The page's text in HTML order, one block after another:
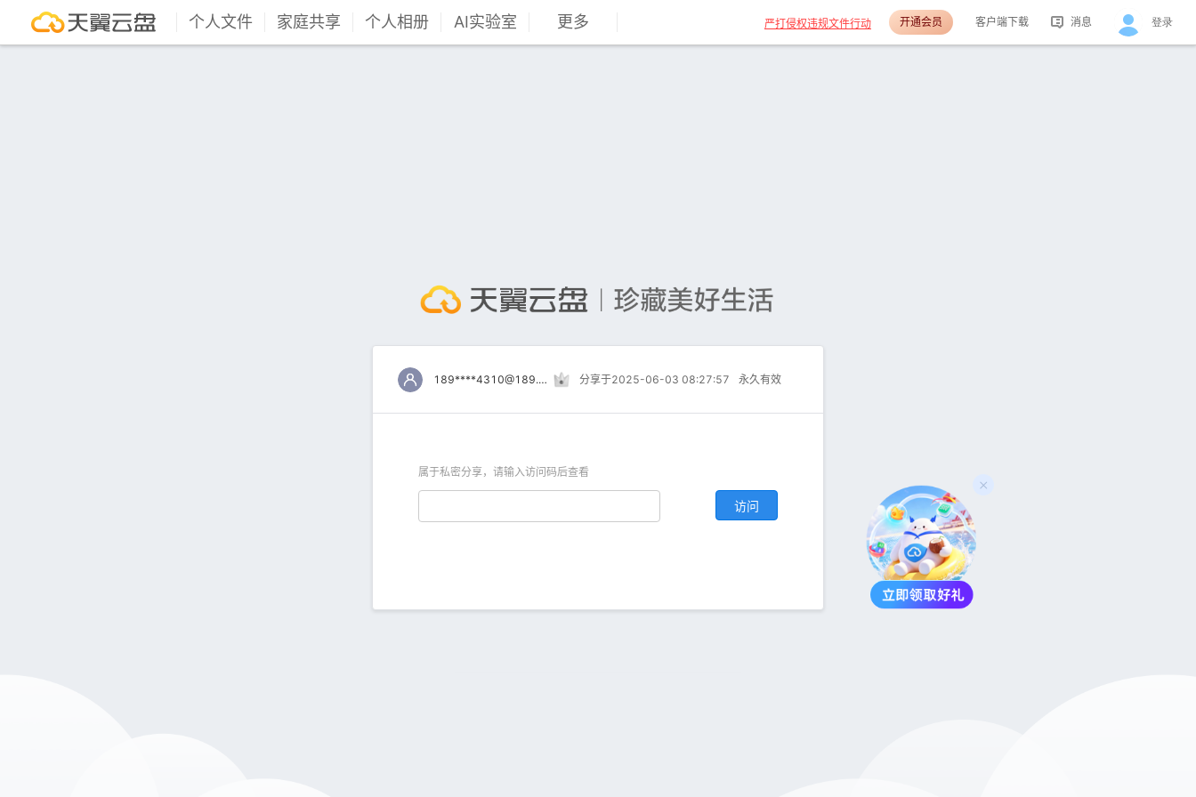
个人文件 家庭共享 个人相册 AI实验室 更多 严打侵权违规文件行动 开通会员 客户端下载 消息 登录
189****4310@189.cn 分享于2025-06-03 08:27:57 永久有效
属于私密分享，请输入访问码后查看
访问